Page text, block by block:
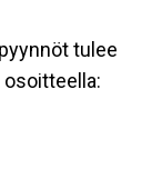
tulee